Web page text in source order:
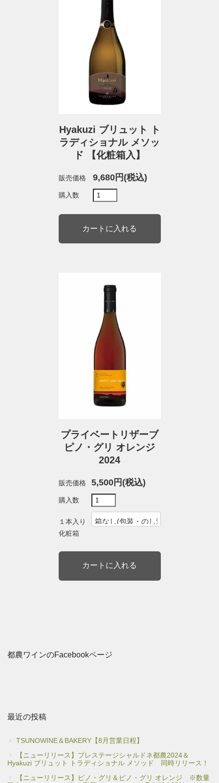
Hyakuzi ブリュット ト
ラディショナル メソッ
ド 【化粧箱入】
販売価格 9,680円(税込)
購入数
プライベートリザーブ
ピノ・グリ オレンジ
2024
販売価格 5,500円(税込)
購入数
１本入り
化粧箱
都農ワインのFacebookページ
最近の投稿
TSUNOWINE＆BAKERY【8月営業日程】
【ニューリリース】プレステージシャルドネ都農2024＆
Hyakuzi ブリュット トラディショナル メソッド 同時リリース！
【ニューリリース】ピノ・グリ＆ピノ・グリ オレンジ ※数量